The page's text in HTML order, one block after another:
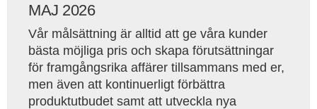
MAJ 2026
Vår målsättning är alltid att ge våra kunder
bästa möjliga pris och skapa förutsättningar
för framgångsrika affärer tillsammans med er,
men även att kontinuerligt förbättra
produktutbudet samt att utveckla nya